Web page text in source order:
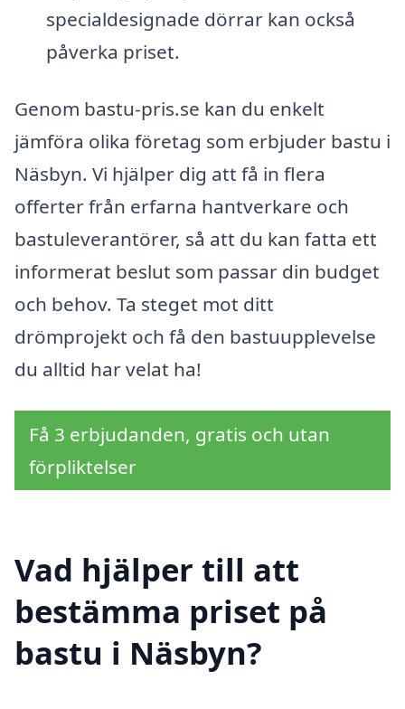
specialdesignade dörrar kan också
påverka priset.
Genom bastu-pris.se kan du enkelt
jämföra olika företag som erbjuder bastu i
Näsbyn. Vi hjälper dig att få in flera
offerter från erfarna hantverkare och
bastuleverantörer, så att du kan fatta ett
informerat beslut som passar din budget
och behov. Ta steget mot ditt
drömprojekt och få den bastuupplevelse
du alltid har velat ha!
Få 3 erbjudanden, gratis och utan
förpliktelser
Vad hjälper till att
bestämma priset på
bastu i Näsbyn?